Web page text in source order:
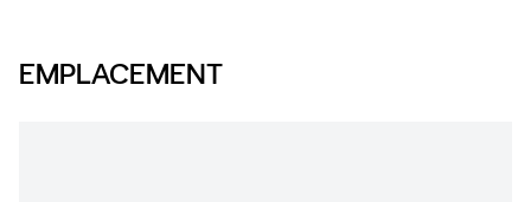
EMPLACEMENT